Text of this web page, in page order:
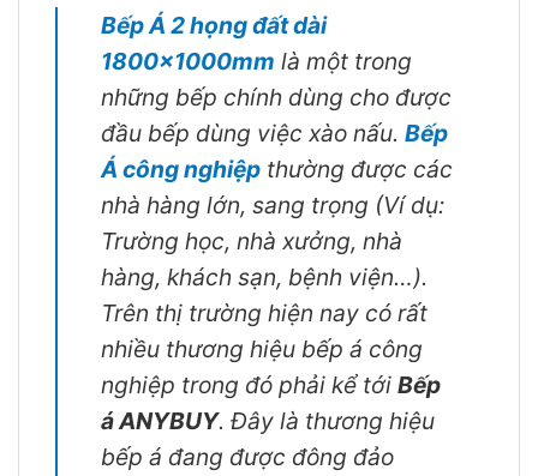
Bếp Á 2 họng đất dài
1800x1000mm là một trong
những bếp chính dùng cho được
đầu bếp dùng việc xào nấu. Bếp
Á công nghiệp thường được các
nhà hàng lớn, sang trọng (Ví dụ:
Trường học, nhà xưởng, nhà
hàng, khách sạn, bệnh viện…).
Trên thị trường hiện nay có rất
nhiều thương hiệu bếp á công
nghiệp trong đó phải kể tới Bếp
á ANYBUY. Đây là thương hiệu
bếp á đang được đông đảo